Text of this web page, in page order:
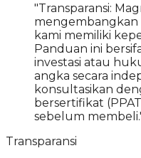
"Transparansi:
mengembangkan
kami memiliki
Panduan ini
investasi atau
angka secara
konsultasikan
bersertifikat
sebelum
Transparansi